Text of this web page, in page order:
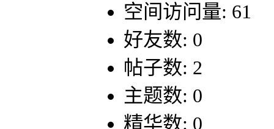
空间访问量: 61
好友数: 0
帖子数: 2
主题数: 0
精华数: 0